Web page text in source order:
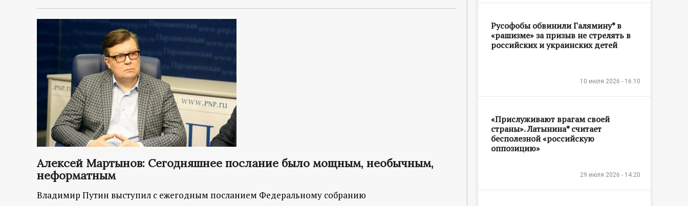
ы
т
а
л
Алексей Мартынов: Сегодняшнее послание было мощным, необычным,
неформатным
Владимир Путин выступил с ежегодным посланием Федеральному собранию
Русофобы обвинили Галямину* в
«рашизме» за призыв не стрелять в
российских и украинских детей
10 июля 2026 - 16:10
«Прислуживают врагам своей
страны». Латынина* считает
бесполезной «российскую
оппозицию»
29 июля 2026 - 14:20